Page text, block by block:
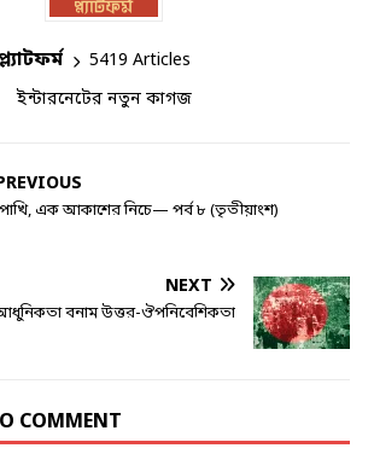
5419 Articles
ইন্টারনেটের নতুন কাগজ
এক আকাশের নিচে— পর্ব ৮ (তৃতীয়াংশ)
NEXT
বনাম উত্তর-ঔপনিবেশিকতা
COMMENT